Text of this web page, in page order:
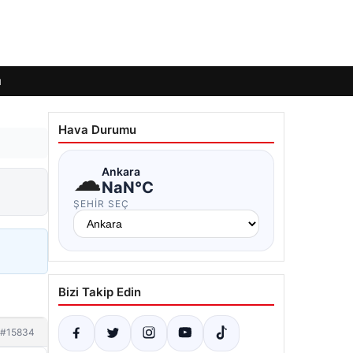
#15834
Hava Durumu
☁Ankara
NaN°C
ŞEHIR SEÇ
Bizi Takip Edin